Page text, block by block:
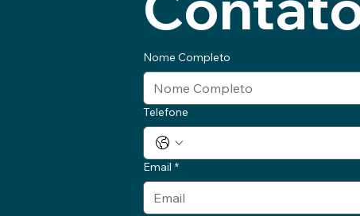
Nome Completo
Telefone
Email *